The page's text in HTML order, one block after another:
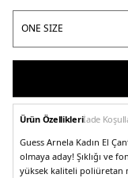
Ürün Özellikleriİade
Guess Arnela Kadın El
olmaya aday! Şıklığı ve
yüksek kaliteli poliüretan